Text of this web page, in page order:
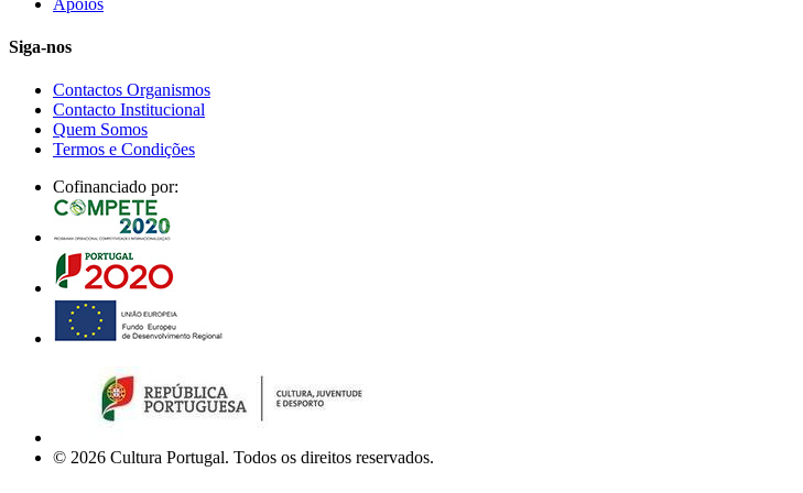
Siga-nos
Contactos Organismos
Contacto Institucional
Quem Somos
Termos e Condições
Cofinanciado por:
© 2026 Cultura Portugal. Todos os direitos reservados.